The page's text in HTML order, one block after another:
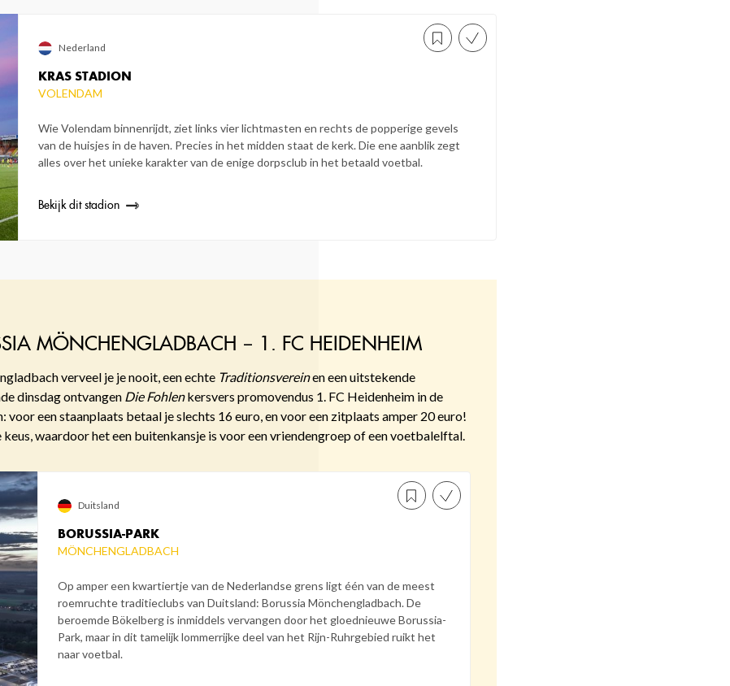
KRAS STADION
VOLENDAM
Wie Volendam binnenrijdt, ziet links vier lichtmasten en rechts de popperige gevels
van de huisjes in de haven. Precies in het midden staat de kerk. Die ene aanblik zegt
alles over het unieke karakter van de enige dorpsclub in het betaald voetbal.
Nederland
Bekijk dit stadion
MÖNCHENGLADBACH – 1. FC HEIDENHEIM
verveel je je nooit, een echte Traditionsvereinen een uitstekende
dinsdag ontvangen Die Fohlenkersvers promovendus 1. FC Heidenheim in de
een staanplaats betaal je slechts 16 euro, en voor een zitplaats amper 20 euro!
waardoor het een buitenkansje is voor een vriendengroep of een voetbalelftal.
BORUSSIA-PARK
MÖNCHENGLADBACH
Op amper een kwartiertje van de Nederlandse grens ligt één van de meest
roemruchte traditieclubs van Duitsland: Borussia Mönchengladbach. De
beroemde Bökelberg is inmiddels vervangen door het gloednieuwe Borussia-
Park, maar in dit tamelijk lommerrijke deel van het Rijn-Ruhrgebied ruikt het
naar voetbal.
Duitsland